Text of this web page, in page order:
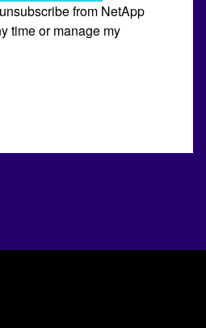
from NetApp
time or manage my